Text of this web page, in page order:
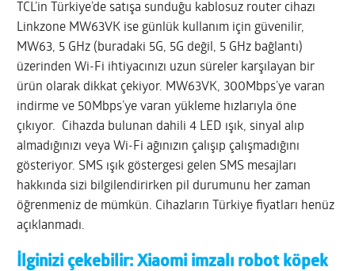
TCL’in Türkiye’de satışa sunduğu kablosuz router cihazı
Linkzone MW63VK ise günlük kullanım için güvenilir,
MW63, 5 GHz (buradaki 5G, 5G değil, 5 GHz bağlantı)
üzerinden Wi-Fi ihtiyacınızı uzun süreler karşılayan bir
ürün olarak dikkat çekiyor. MW63VK, 300Mbps’ye varan
indirme ve 50Mbps’ye varan yükleme hızlarıyla öne
çıkıyor. Cihazda bulunan dahili 4 LED ışık, sinyal alıp
almadığınızı veya Wi-Fi ağınızın çalışıp çalışmadığını
gösteriyor. SMS ışık göstergesi gelen SMS mesajları
hakkında sizi bilgilendirirken pil durumunu her zaman
öğrenmeniz de mümkün. Cihazların Türkiye fiyatları henüz
açıklanmadı.
İlginizi çekebilir:Xiaomi imzalı robot köpek